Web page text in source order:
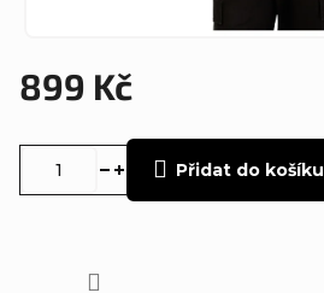
899 Kč
Přidat do košíku